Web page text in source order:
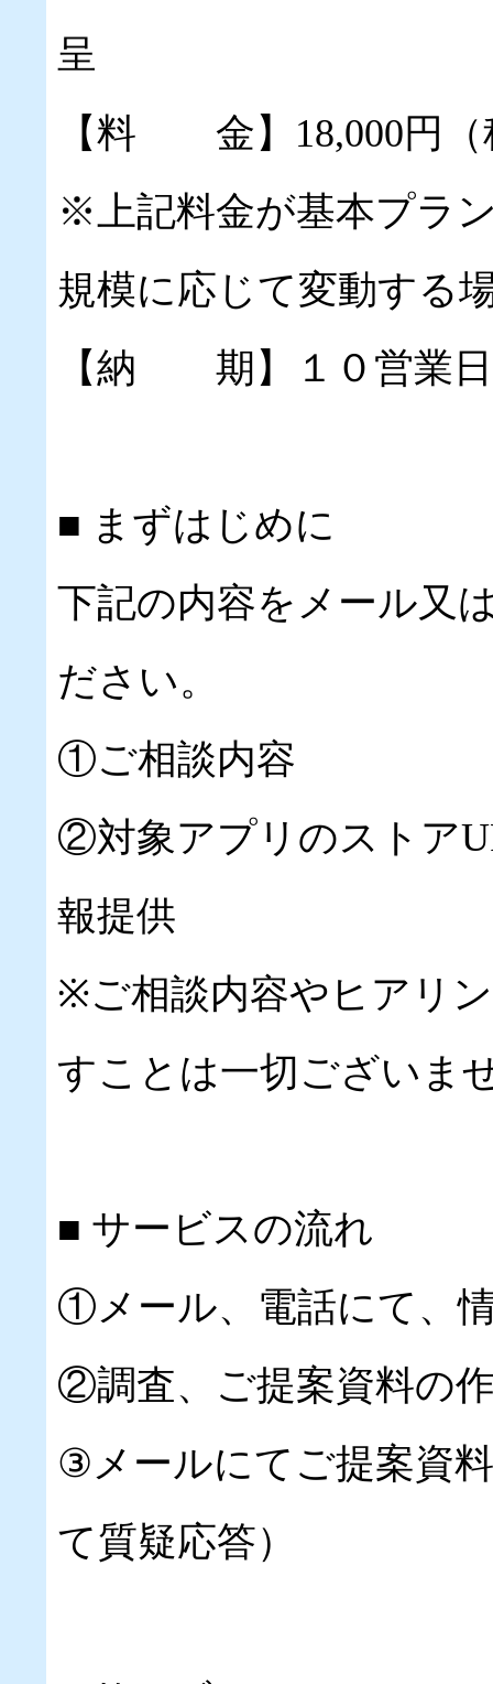
呈
【料 金】18,000円（
※上記料金が基本プラ
規模に応じて変動する
【納 期】１０営業
■ まずはじめに
下記の内容をメール又
ださい。
①ご相談内容
②対象アプリのストア
報提供
※ご相談内容やヒアリ
すことは一切ございま
■ サービスの流れ
①メール、電話にて、
②調査、ご提案資料の
③メールにてご提案資
て質疑応答）